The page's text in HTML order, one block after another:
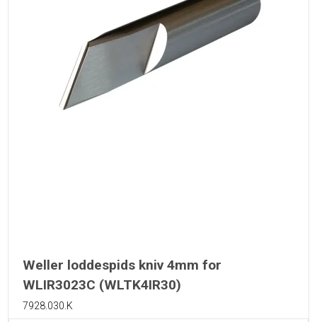
Weller loddespids kniv 4mm for
WLIR3023C (WLTK4IR30)
7928.030.K